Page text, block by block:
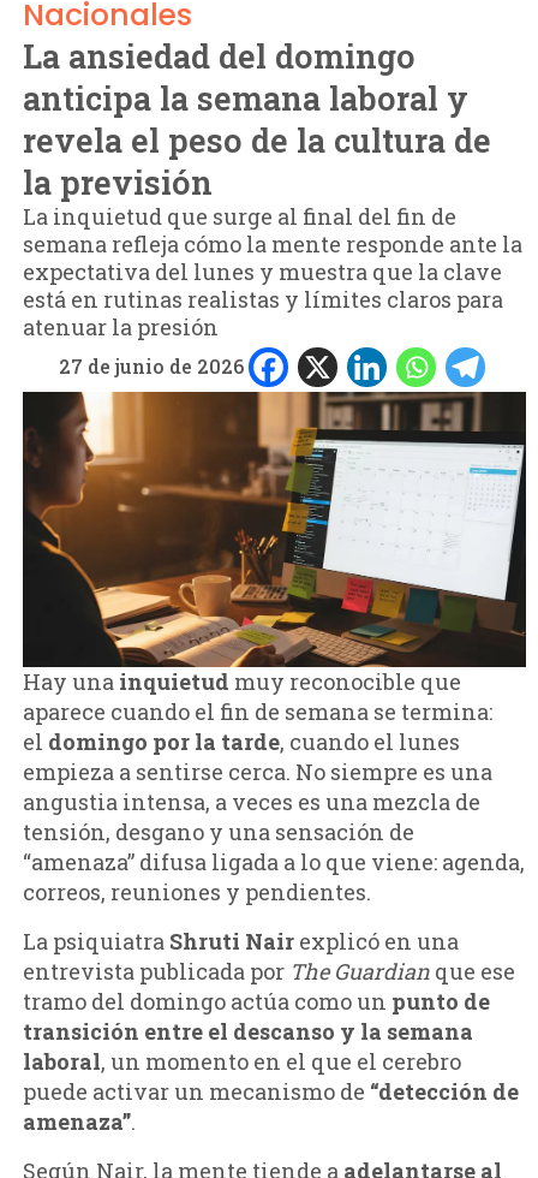
Nacionales
La ansiedad del domingo
anticipa la semana laboral y
revela el peso de la cultura de
la previsión
La inquietud que surge al final del fin de
semana refleja cómo la mente responde ante la
expectativa del lunes y muestra que la clave
está en rutinas realistas y límites claros para
atenuar la presión
27 de junio de 2026
Hay una inquietud muy reconocible que
aparece cuando el fin de semana se termina:
el domingo por la tarde, cuando el lunes
empieza a sentirse cerca. No siempre es una
angustia intensa, a veces es una mezcla de
tensión, desgano y una sensación de
“amenaza” difusa ligada a lo que viene: agenda,
correos, reuniones y pendientes.
La psiquiatra Shruti Nairexplicó en una
entrevista publicada por The Guardianque ese
tramo del domingo actúa como un punto de
transición entre el descanso y la semana
laboral, un momento en el que el cerebro
puede activar un mecanismo de “detección de
amenaza”.
Según Nair, la mente tiende a adelantarse al